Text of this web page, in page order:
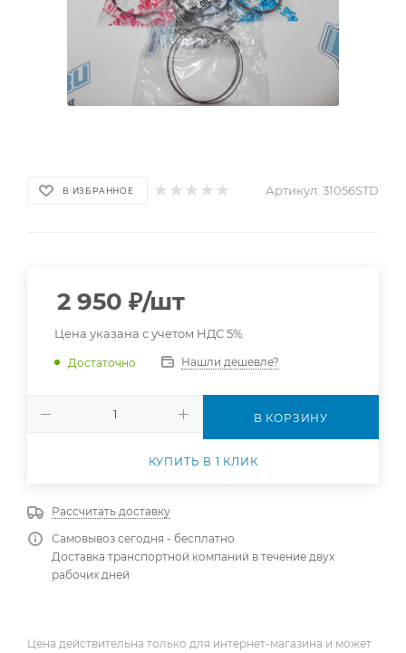
В ИЗБРАННОЕ Артикул: 31056STD
2 950 ₽/шт
Цена указана с учетом НДС 5%
Достаточно Нашли дешевле?
В КОРЗИНУ
КУПИТЬ В 1 КЛИК
Рассчитать доставку
Самовывоз сегодня - бесплатно
Доставка транспортной компаний в течение двух
рабочих дней
Цена действительна только для интернет-магазина и может